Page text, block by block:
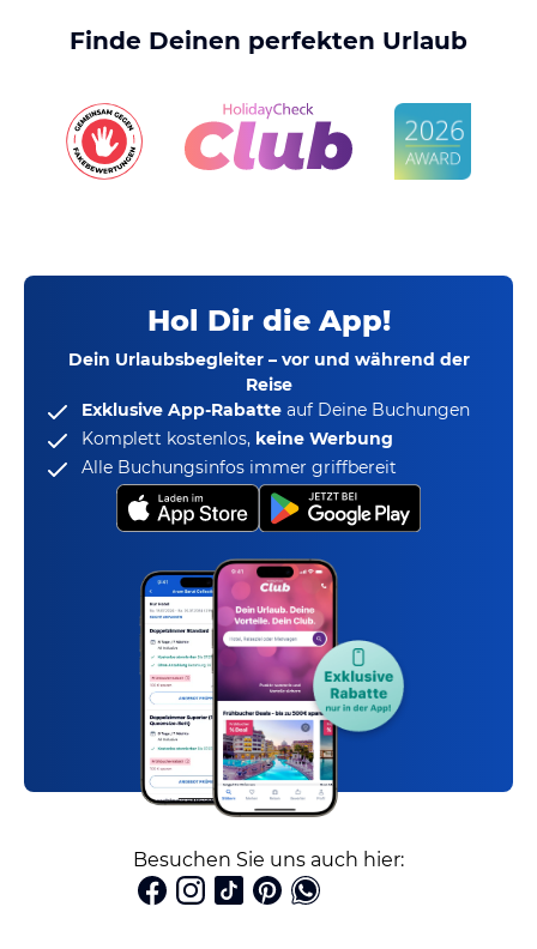
Finde Deinen perfekten Urlaub
Hol Dir die App!
Dein Urlaubsbegleiter – vor und während der
Reise
Exklusive App-Rabatte auf Deine Buchungen
Komplett kostenlos, keine Werbung
Alle Buchungsinfos immer griffbereit
Besuchen Sie uns auch hier: